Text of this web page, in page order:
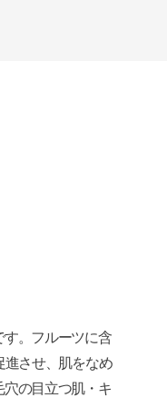
。フルーツに含
進させ、肌をなめ
の目立つ肌・キ